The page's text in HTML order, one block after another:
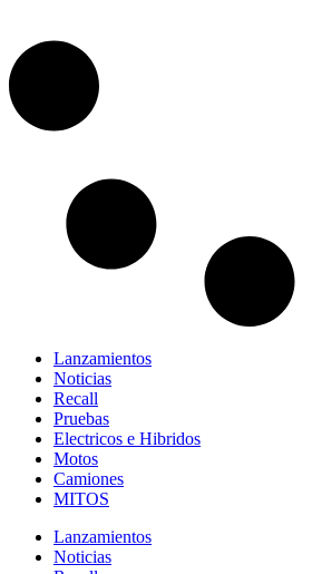
Lanzamientos
Noticias
Recall
Pruebas
Electricos e Hibridos
Motos
Camiones
MITOS
Lanzamientos
Noticias